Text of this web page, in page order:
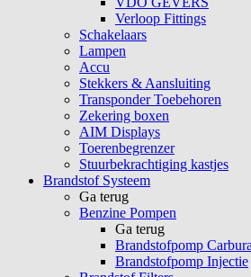
Verloop Fittings
Schakelaars
Lampen
Accu
Stekkers & Aansluiting
Transponder Toebehoren
Zekering boxen
AIM Displays
Toerenbegrenzer
Stuurbekrachtiging kastjes
Brandstof Systeem
Ga terug
Benzine Pompen
Ga terug
Brandstofpomp
Brandstofpomp Injectie